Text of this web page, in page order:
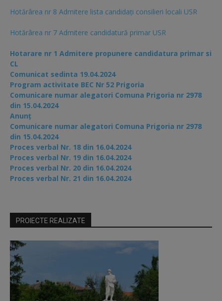
Hotărârea nr 8 Admitere lista candidaţi consilieri locali USR
Hotărârea nr 7 Admitere candidatură primar USR
Hotarare nr 1 Admitere propunere candidatura primar si
CL
Comunicat sedinta 19.04.2024
Program activitate BEC Nr 52 Prigoria
Comunicare numar alegatori Comuna Prigoria nr 2978
din 15.04.2024
Anunț
Comunicare numar alegatori Comuna Prigoria nr 2978
din 15.04.2024
Proces verbal Nr. 18 din 16.04.2024
Proces verbal Nr. 19 din 16.04.2024
Proces verbal Nr. 20 din 16.04.2024
Proces verbal Nr. 21 din 16.04.2024
PROIECTE REALIZATE